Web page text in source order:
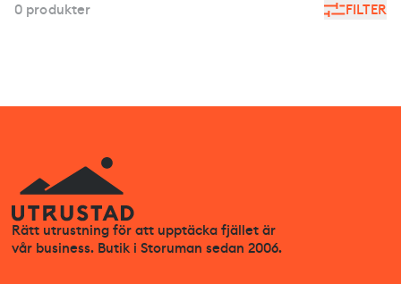
FILTER
0 produkter
Rätt utrustning för att upptäcka fjället är
vår business. Butik i Storuman sedan 2006.